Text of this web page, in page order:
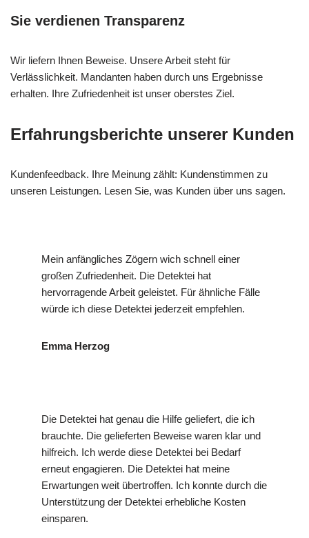
Sie verdienen Transparenz
Wir liefern Ihnen Beweise. Unsere Arbeit steht für
Verlässlichkeit. Mandanten haben durch uns Ergebnisse
erhalten. Ihre Zufriedenheit ist unser oberstes Ziel.
Erfahrungsberichte unserer Kunden
Kundenfeedback. Ihre Meinung zählt: Kundenstimmen zu
unseren Leistungen. Lesen Sie, was Kunden über uns sagen.
Mein anfängliches Zögern wich schnell einer
großen Zufriedenheit. Die Detektei hat
hervorragende Arbeit geleistet. Für ähnliche Fälle
würde ich diese Detektei jederzeit empfehlen.
Emma Herzog
Die Detektei hat genau die Hilfe geliefert, die ich
brauchte. Die gelieferten Beweise waren klar und
hilfreich. Ich werde diese Detektei bei Bedarf
erneut engagieren. Die Detektei hat meine
Erwartungen weit übertroffen. Ich konnte durch die
Unterstützung der Detektei erhebliche Kosten
einsparen.